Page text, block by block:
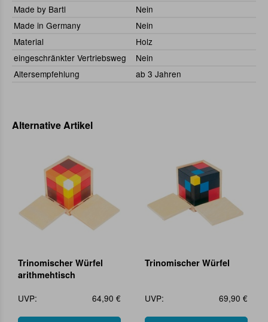
Made by Bartl
Nein
Made in Germany
Nein
Material
Holz
eingeschränkter Vertriebsweg
Nein
Altersempfehlung
ab 3 Jahren
Alternative Artikel
Trinomischer Würfel
arithmehtisch
UVP:
64,90 €
Trinomischer Würfel
UVP: 69,90 €